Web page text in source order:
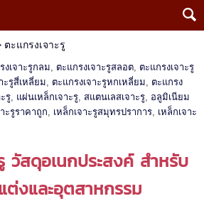
ตะแกรงเจาะรู
งเจาะรูกลม, ตะแกรงเจาะรูสลอต, ตะแกรงเจาะรู
ะรูสี่เหลี่ยม, ตะแกรงเจาะรูหกเหลี่ยม, ตะแกรง
รู, แผ่นเหล็กเจาะรู, สแตนเลสเจาะรู, อลูมิเนียม
ะรูราคาถูก, เหล็กเจาะรูสมุทรปราการ, เหล็กเจาะ
วัสดุอเนกประสงค์ สำหรับ
งและอุตสาหกรรม